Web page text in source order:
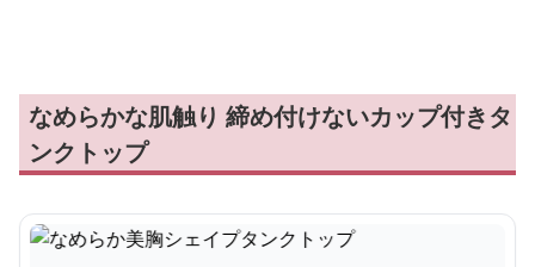
なめらかな肌触り 締め付けないカップ付きタ
ンクトップ